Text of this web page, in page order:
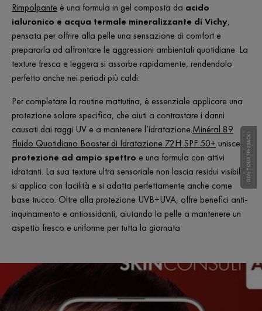
Rimpolpante è una formula in gel composta da acido
ialuronico e acqua termale mineralizzante di Vichy,
pensata per offrire alla pelle una sensazione di comfort e
prepararla ad affrontare le aggressioni ambientali quotidiane. La
texture fresca e leggera si assorbe rapidamente, rendendolo
perfetto anche nei periodi più caldi.
Per completare la routine mattutina, è essenziale applicare una
protezione solare specifica, che aiuti a contrastare i danni
causati dai raggi UV e a mantenere l’idratazione.Minéral 89
Fluido Quotidiano Booster di Idratazione 72H SPF 50+ unisce
protezione ad ampio spettro e una formula con attivi
idratanti. La sua texture ultra sensoriale non lascia residui visibili,
si applica con facilità e si adatta perfettamente anche come
base trucco. Oltre alla protezione UVB+UVA, offre benefici anti-
inquinamento e antiossidanti, aiutando la pelle a mantenere un
aspetto fresco e uniforme per tutta la giornata
GIVE YOUR FEEDBACK !
GIVE YOUR FEEDBACK !